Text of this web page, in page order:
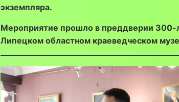
экземпляра.
Мероприятие прошло в преддверии 300-
Липецком областном краеведческом